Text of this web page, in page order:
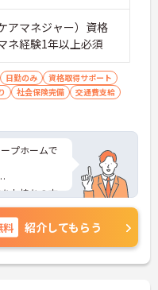
アマネジャー）資格
ネ経験1年以上必須
日勤のみ
資格取得サポート
社会保険完備
交通費支給
プホームで
お持ちの方
わせくださ
料 紹介してもらう